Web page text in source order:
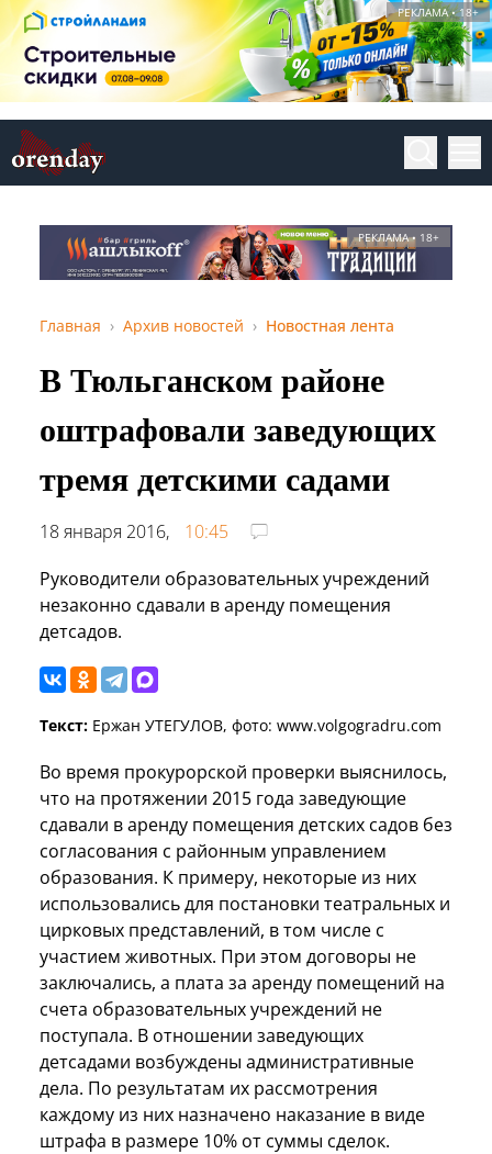
РЕКЛАМА • 18+
РЕКЛАМА • 18+
Главная Архив новостей Новостная лента
В Тюльганском районе
оштрафовали заведующих
тремя детскими садами
18 января 2016,
10:45
Руководители образовательных учреждений
незаконно сдавали в аренду помещения
детсадов.
Текст: Ержан УТЕГУЛОВ, фото: www.volgogradru.com
Во время прокурорской проверки выяснилось,
что на протяжении 2015 года заведующие
сдавали в аренду помещения детских садов без
согласования с районным управлением
образования. К примеру, некоторые из них
использовались для постановки театральных и
цирковых представлений, в том числе с
участием животных. При этом договоры не
заключались, а плата за аренду помещений на
счета образовательных учреждений не
поступала. В отношении заведующих
детсадами возбуждены административные
дела. По результатам их рассмотрения
каждому из них назначено наказание в виде
штрафа в размере 10% от суммы сделок.